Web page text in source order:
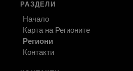
РАЗДЕЛИ
Начало
Карта на Регионите
Региони
Контакти